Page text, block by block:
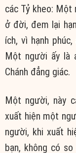
các Tỷ kheo: Một
ở đời, đem lại
ích, vì hạnh
Một người ấy là
Chánh đẳng giác.
Một người, này
xuất hiện một
người, khi xuất
bạn, không có